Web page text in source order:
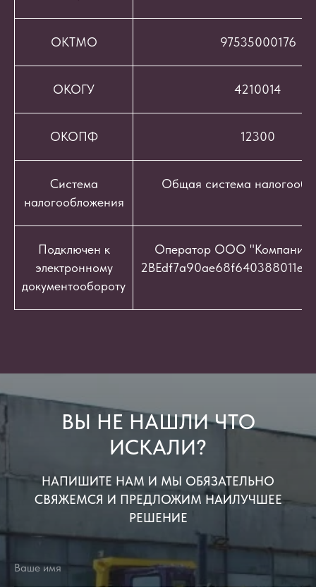
ОКТМО 97535000176
ОКОГУ 4210014
ОКОПФ 12300
Система
налогообложения
Общая система
Подключен к
электронному
документообороту
Оператор ООО "Компания
ВЫ НЕ НАШЛИ ЧТО
ИСКАЛИ?
НАПИШИТЕ НАМ И МЫ ОБЯЗАТЕЛЬНО
СВЯЖЕМСЯ И ПРЕДЛОЖИМ НАИЛУЧШЕЕ
РЕШЕНИЕ